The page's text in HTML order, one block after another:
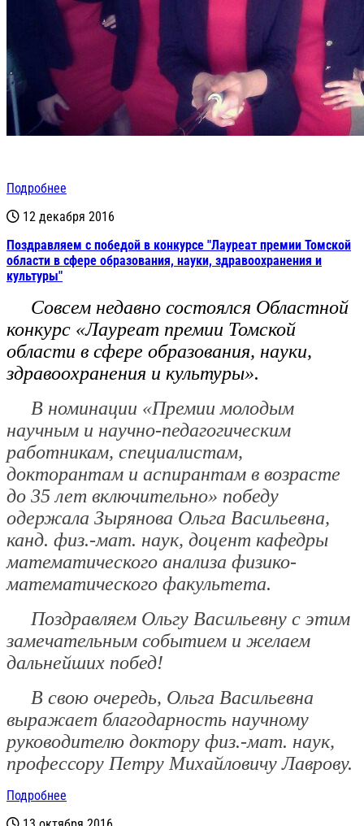
Подробнее
12 декабря 2016
Поздравляем с победой в конкурсе "Лауреат премии Томской
области в сфере образования, науки, здравоохранения и
культуры"
Совсем недавно состоялся Областной
конкурс «Лауреат премии Томской
области в сфере образования, науки,
здравоохранения и культуры».
В номинации «Премии молодым
научным и научно-педагогическим
работникам, специалистам,
докторантам и аспирантам в возрасте
до 35 лет включительно» победу
одержала Зырянова Ольга Васильевна,
канд. физ.-мат. наук, доцент кафедры
математического анализа физико-
математического факультета.
Поздравляем Ольгу Васильевну с этим
замечательным событием и желаем
дальнейших побед!
В свою очередь, Ольга Васильевна
выражает благодарность научному
руководителю доктору физ.-мат. наук,
профессору Петру Михайловичу Лаврову.
Подробнее